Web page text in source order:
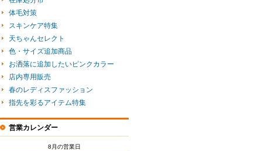
体毛対策
スキンケア特集
天ちゃんセレクト
色・サイズ追加商品
お洒落に追加したいピンクカラー
店内専用販売
春のレディスファッション
指先を彩るアイテム特集
営業カレンダー
8月の営業日